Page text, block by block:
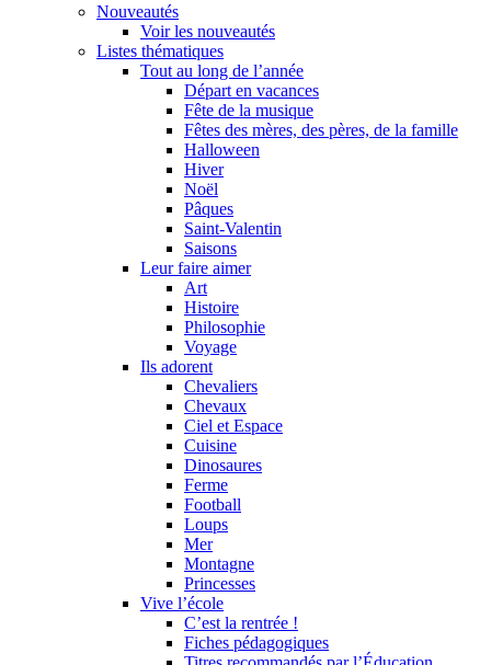
Nouveautés
Voir les nouveautés
Listes thématiques
Tout au long de l’année
Départ en vacances
Fête de la musique
Fêtes des mères, des pères, de la famille
Halloween
Hiver
Noël
Pâques
Saint-Valentin
Saisons
Leur faire aimer
Art
Histoire
Philosophie
Voyage
Ils adorent
Chevaliers
Chevaux
Ciel et Espace
Cuisine
Dinosaures
Ferme
Football
Loups
Mer
Montagne
Princesses
Vive l’école
C’est la rentrée !
Fiches pédagogiques